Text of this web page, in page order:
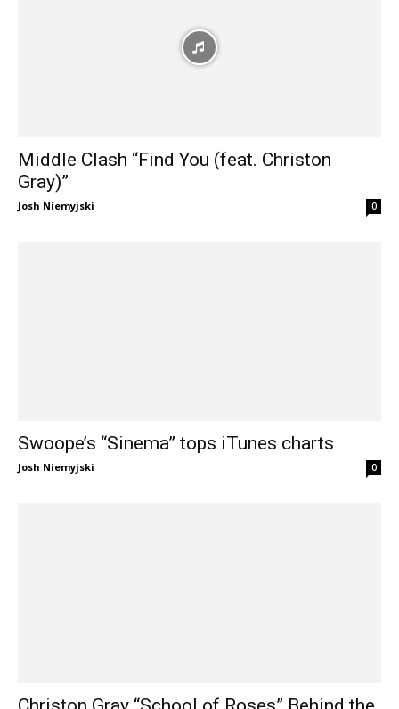
Middle Clash “Find You (feat. Christon
Gray)”
Josh Niemyjski 0
Swoope’s “Sinema” tops iTunes charts
Josh Niemyjski 0